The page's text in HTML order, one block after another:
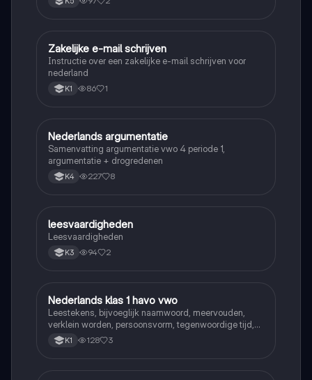
Nederlands
Zakelijke e-mail schrijven
Instructie over een zakelijke e-mail schrijven voor
nederland
K1 86 1
Nederlands
Nederlands argumentatie
Samenvatting argumentatie vwo 4 periode 1,
argumentatie + drogredenen
K4 227 8
Nederlands
leesvaardigheden
Leesvaardigheden
K3 94 2
Nederlands
Nederlands klas 1 havo vwo
Leestekens, bijvoeglijk naamwoord, meervouden,
verklein worden, persoonsvorm, tegenwoordige tijd,
persoonsvorm verleden tijd van zwakke en sterke
werkwoorden, voltooid en onvoltooid deelwoord,
K1 128 3